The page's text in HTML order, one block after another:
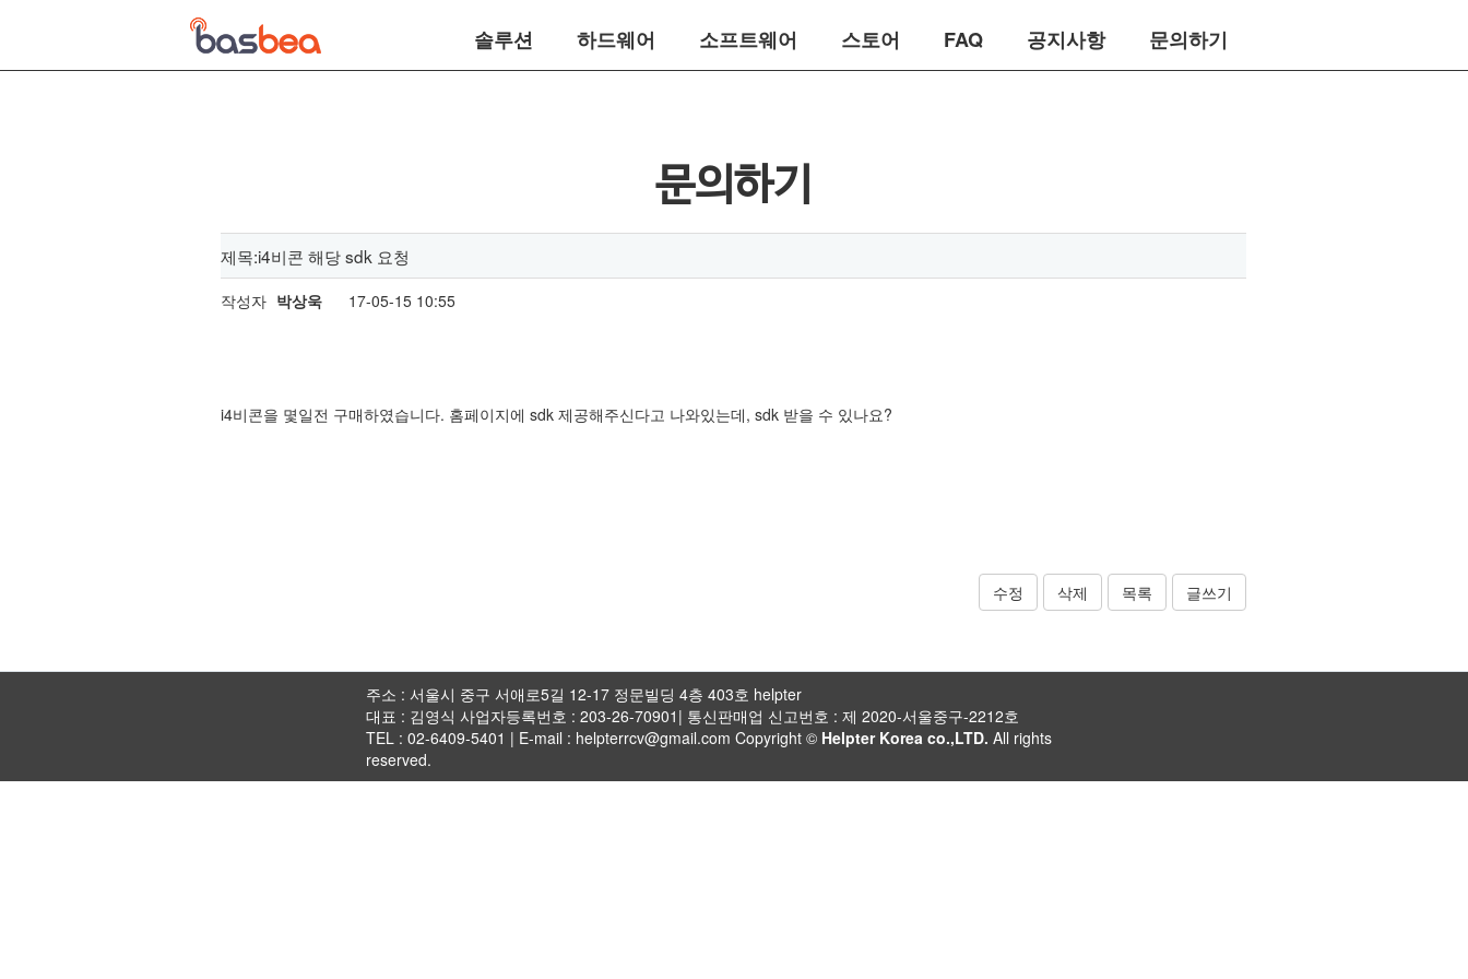
솔루션 하드웨어 소프트웨어 스토어 FAQ 공지사항 문의하기
문의하기
제목:i4비콘 해당 sdk 요청
작성자 박상욱 17-05-15 10:55
i4비콘을 몇일전 구매하였습니다. 홈페이지에 sdk 제공해주신다고 나와있는데, sdk 받을 수 있나요?
수정 삭제 목록 글쓰기
주소 : 서울시 중구 서애로5길 12-17 정문빌딩 4층 403호 helpter
대표 : 김영식 사업자등록번호 : 203-26-70901| 통신판매업 신고번호 : 제 2020-서울중구-2212호
TEL : 02-6409-5401 | E-mail : helpterrcv@gmail.com Copyright © Helpter Korea co.,LTD. All rights
reserved.